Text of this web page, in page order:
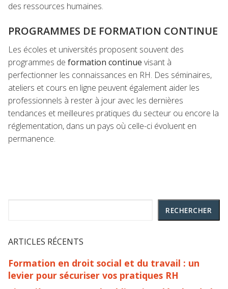
des ressources humaines.
PROGRAMMES DE FORMATION CONTINUE
Les écoles et universités proposent souvent des
programmes de formation continue visant à
perfectionner les connaissances en RH. Des séminaires,
ateliers et cours en ligne peuvent également aider les
professionnels à rester à jour avec les dernières
tendances et meilleures pratiques du secteur ou encore la
réglementation, dans un pays où celle-ci évoluent en
permanence.
RECHERCHER
ARTICLES RÉCENTS
Formation en droit social et du travail : un
levier pour sécuriser vos pratiques RH